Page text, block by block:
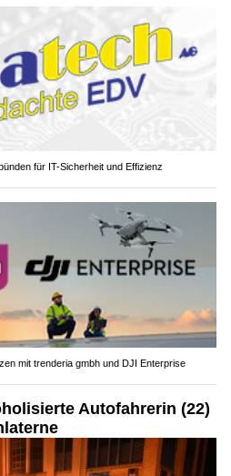
für IT-Sicherheit und Effizienz
mit trenderia gmbh und DJI Enterprise
Autofahrerin (22)